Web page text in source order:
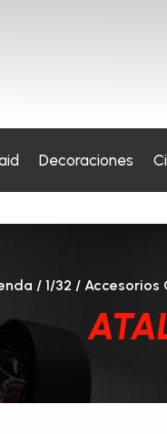
Decoraciones
/ 1/32 / Accesorios